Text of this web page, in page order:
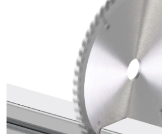
Система V-паза NEW!
Алюминиевые промышленные
Алюминиевая промышленная
Крейты и кассеты Subrack systems
Профиль строительного
Радиаторный алюминиевый